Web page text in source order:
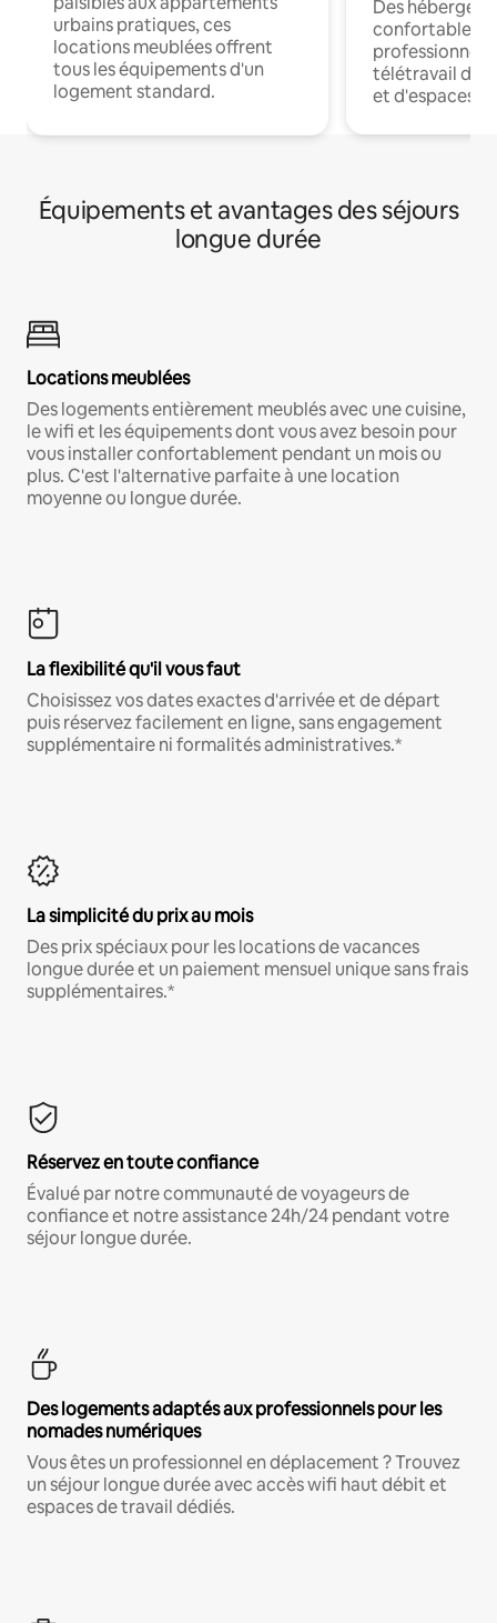
urbains pratiques, ces
locations meublées offrent
tous les équipements d'un
logement standard.
Des
confortables
professionnels
télétravail
et d'espaces
Équipements et avantages des séjours
longue durée
Locations meublées
Des logements entièrement meublés avec une cuisine,
le wifi et les équipements dont vous avez besoin pour
vous installer confortablement pendant un mois ou
plus. C'est l'alternative parfaite à une location
moyenne ou longue durée.
La flexibilité qu'il vous faut
Choisissez vos dates exactes d'arrivée et de départ
puis réservez facilement en ligne, sans engagement
supplémentaire ni formalités administratives.*
La simplicité du prix au mois
Des prix spéciaux pour les locations de vacances
longue durée et un paiement mensuel unique sans frais
supplémentaires.*
Réservez en toute confiance
Évalué par notre communauté de voyageurs de
confiance et notre assistance 24h/24 pendant votre
séjour longue durée.
Des logements adaptés aux professionnels pour les
nomades numériques
Vous êtes un professionnel en déplacement ? Trouvez
un séjour longue durée avec accès wifi haut débit et
espaces de travail dédiés.